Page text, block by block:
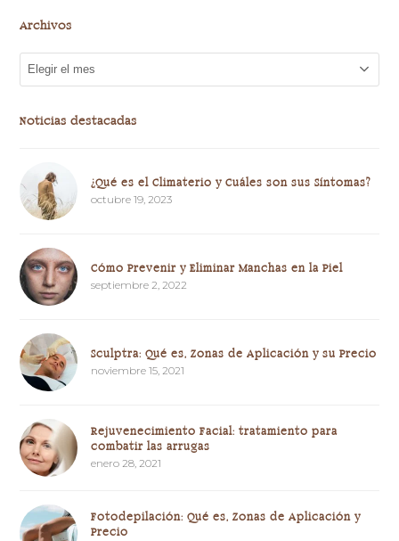
Archivos
Archivos
Noticias destacadas
¿Qué es el Climaterio y Cuáles son sus Síntomas?
octubre 19, 2023
Cómo Prevenir y Eliminar Manchas en la Piel
septiembre 2, 2022
Sculptra: Qué es, Zonas de Aplicación y su Precio
noviembre 15, 2021
Rejuvenecimiento Facial: tratamiento para
combatir las arrugas
enero 28, 2021
Fotodepilación: Qué es, Zonas de Aplicación y
Precio